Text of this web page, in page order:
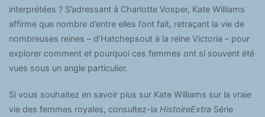
interprétées ? S’adressant à Charlotte Vosper, Kate Williams
affirme que nombre d’entre elles l’ont fait, retraçant la vie de
nombreuses reines – d’Hatchepsout à la reine Victoria – pour
explorer comment et pourquoi ces femmes ont si souvent été
vues sous un angle particulier.
Si vous souhaitez en savoir plus sur Kate Williams sur la vraie
vie des femmes royales, consultez-la HistoireExtra Série